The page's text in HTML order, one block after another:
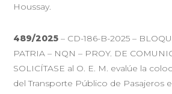
Houssay.
489/2025 – CD-186-B-2025 –
PATRIA – NQN – PROY. DE
SOLICÍTASE al O. E. M. evalúe la
del Transporte Público de Pasajeros